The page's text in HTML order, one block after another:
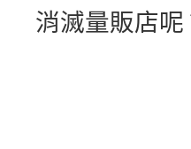
消滅量販店呢